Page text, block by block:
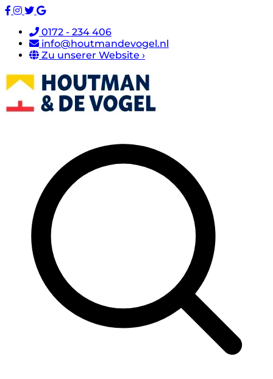
0172 - 234 406
info@houtmandevogel.nl
Zu unserer Website ›